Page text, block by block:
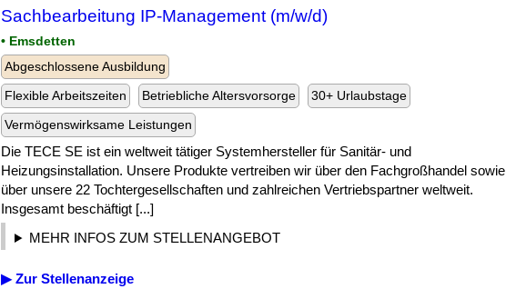
Sachbearbeitung IP-Management (m/w/d)
• Emsdetten
Abgeschlossene Ausbildung
Flexible Arbeitszeiten
Betriebliche Altersvorsorge
30+ Urlaubstage
Vermögenswirksame Leistungen
Die TECE SE ist ein weltweit tätiger Systemhersteller für Sanitär- und
Heizungsinstallation. Unsere Produkte vertreiben wir über den Fachgroßhandel sowie
über unsere 22 Tochtergesellschaften und zahlreichen Vertriebspartner weltweit.
Insgesamt beschäftigt [...]
MEHR INFOS ZUM STELLENANGEBOT
▶ Zur Stellenanzeige